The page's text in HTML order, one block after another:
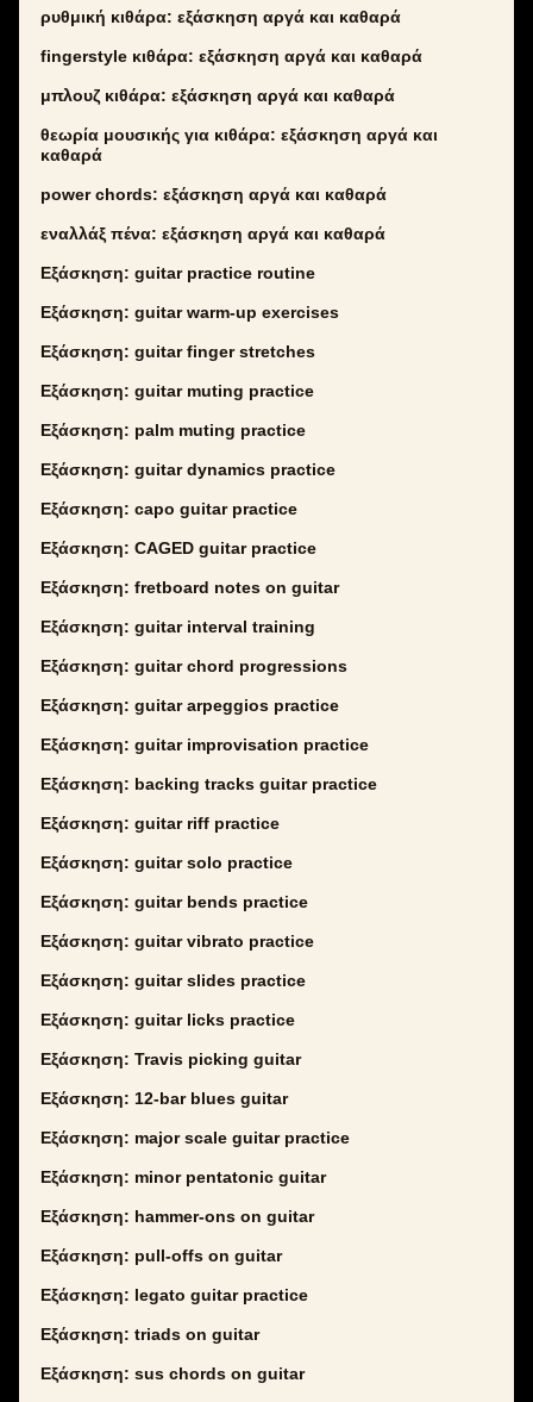
ρυθμική κιθάρα: εξάσκηση αργά και καθαρά
fingerstyle κιθάρα: εξάσκηση αργά και καθαρά
μπλουζ κιθάρα: εξάσκηση αργά και καθαρά
θεωρία μουσικής για κιθάρα: εξάσκηση αργά και
καθαρά
power chords: εξάσκηση αργά και καθαρά
εναλλάξ πένα: εξάσκηση αργά και καθαρά
Εξάσκηση: guitar practice routine
Εξάσκηση: guitar warm-up exercises
Εξάσκηση: guitar finger stretches
Εξάσκηση: guitar muting practice
Εξάσκηση: palm muting practice
Εξάσκηση: guitar dynamics practice
Εξάσκηση: capo guitar practice
Εξάσκηση: CAGED guitar practice
Εξάσκηση: fretboard notes on guitar
Εξάσκηση: guitar interval training
Εξάσκηση: guitar chord progressions
Εξάσκηση: guitar arpeggios practice
Εξάσκηση: guitar improvisation practice
Εξάσκηση: backing tracks guitar practice
Εξάσκηση: guitar riff practice
Εξάσκηση: guitar solo practice
Εξάσκηση: guitar bends practice
Εξάσκηση: guitar vibrato practice
Εξάσκηση: guitar slides practice
Εξάσκηση: guitar licks practice
Εξάσκηση: Travis picking guitar
Εξάσκηση: 12-bar blues guitar
Εξάσκηση: major scale guitar practice
Εξάσκηση: minor pentatonic guitar
Εξάσκηση: hammer-ons on guitar
Εξάσκηση: pull-offs on guitar
Εξάσκηση: legato guitar practice
Εξάσκηση: triads on guitar
Εξάσκηση: sus chords on guitar